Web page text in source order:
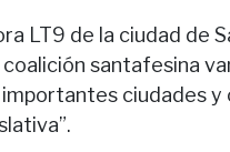
LT9 de la ciudad de
santafesina
ciudades